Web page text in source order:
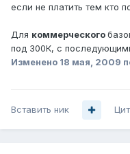
если не платить тем кто
Для коммерческого
под 300К, с
Изменено 18 мая, 2009
Вставить ник